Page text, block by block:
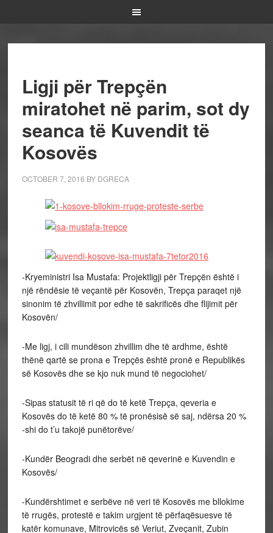
Ligji për Trepçën
miratohet në parim, sot dy
seanca të Kuvendit të
Kosovës
OCTOBER 7, 2016 BY DGRECA
-Kryeministri Isa Mustafa: Projektligji për Trepçën është i
një rëndësie të veçantë për Kosovën, Trepça paraqet një
sinonim të zhvillimit por edhe të sakrificës dhe flijimit për
Kosovën/
-Me ligj, i cili mundëson zhvillim dhe të ardhme, është
thënë qartë se prona e Trepçës është pronë e Republikës
së Kosovës dhe se kjo nuk mund të negociohet/
-Sipas statusit të ri që do të ketë Trepça, qeveria e
Kosovës do të ketë 80 % të pronësisë së saj, ndërsa 20 %
-shi do t’u takojë punëtorëve/
-Kundër Beogradi dhe serbët në qeverinë e Kuvendin e
Kosovës/
-Kundërshtimet e serbëve në veri të Kosovës me bllokime
të rrugës, protestë e takim urgjent të përfaqësuesve të
katër komunave, Mitrovicës së Veriut, Zveçanit, Zubin